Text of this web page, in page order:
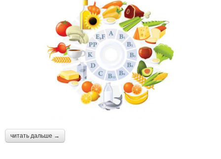
читать дальше →